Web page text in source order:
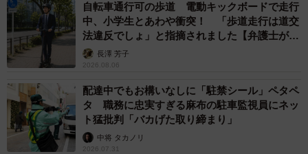
自転車通行可の歩道 電動キックボードで走行
中、小学生とあわや衝突！ 「歩道走行は道交
法違反でしょ」と指摘されました【弁護士が解
説】長澤 芳子
2026.08.06
配達中でもお構いなしに「駐禁シール」ペタペ
タ 職務に忠実すぎる麻布の駐車監視員にネッ
ト猛批判「バカげた取り締まり」
中将 タカノリ
2026.07.31